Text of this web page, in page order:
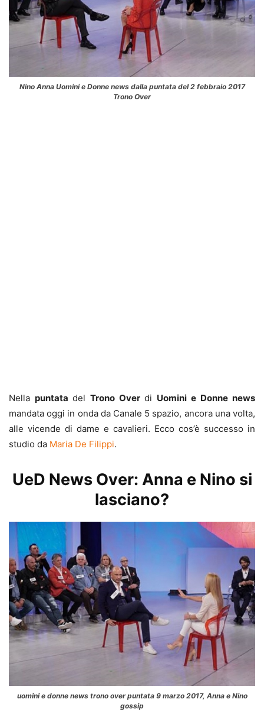
Nino Anna Uomini e Donne news dalla puntata del 2 febbraio 2017
Trono Over
Nella puntata del Trono Over di Uomini e Donne news
mandata oggi in onda da Canale 5 spazio, ancora una volta,
alle vicende di dame e cavalieri. Ecco cos’è successo in
studio da Maria De Filippi.
UeD News Over: Anna e Nino si
lasciano?
uomini e donne news trono over puntata 9 marzo 2017, Anna e Nino
gossip